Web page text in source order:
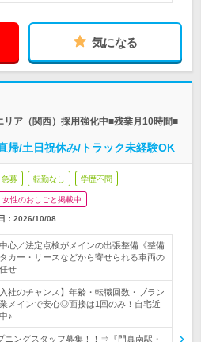
気になる
ア（関西）採用強化中■残業月10時間■
帰/土日祝休み/トラック未経験OK
急募 転勤なし 学歴不問
女性のおしごと掲載中
： 2026/10/08
心／法定点検がメインの出張整備《整備
カー・リースなどから寄せられる車両の
せ
社のチャンス】年齢・転職回数・ブラン
メインで安心◎面接は1回のみ！自宅近
♪
ングスタッフ募集！！⇒『門真南駅・